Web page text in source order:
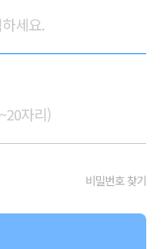
비밀번호 찾기